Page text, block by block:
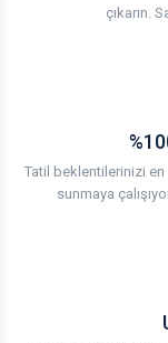
çıkarın.
Tatil beklentilerinizi
sunmaya